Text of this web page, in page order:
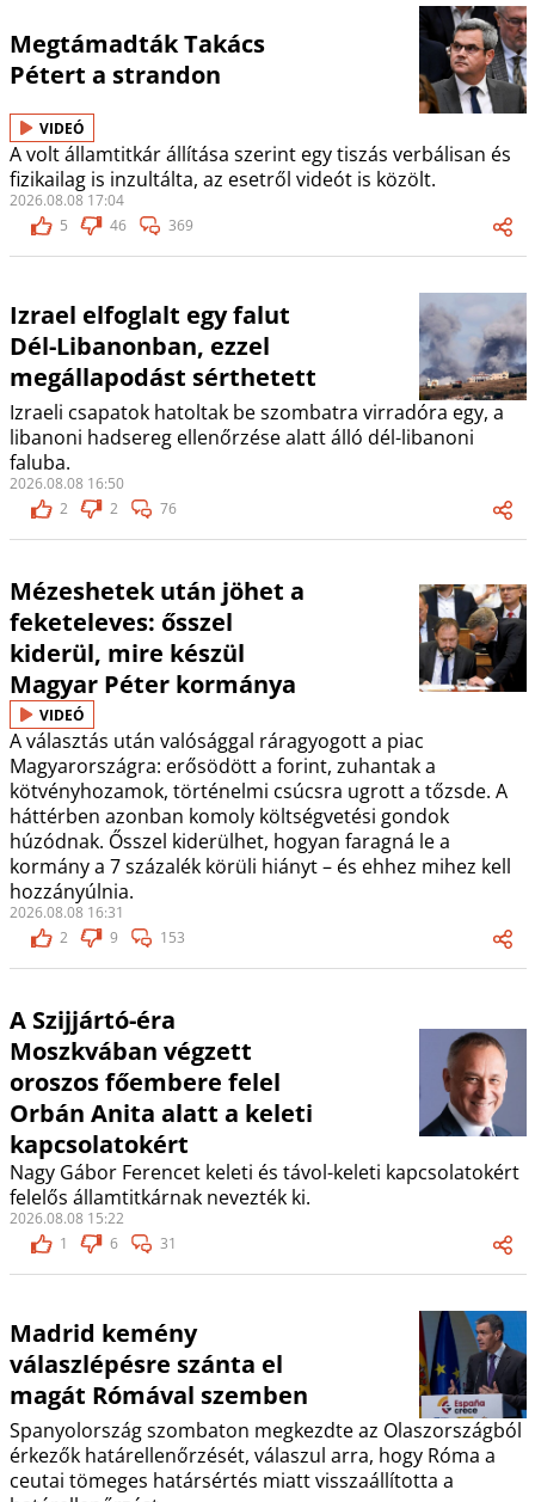
Megtámadták Takács
Pétert a strandon
VIDEÓ
A volt államtitkár állítása szerint egy tiszás verbálisan és
fizikailag is inzultálta, az esetről videót is közölt.
2026.08.08 17:04
5
46 369
Izrael elfoglalt egy falut
Dél-Libanonban, ezzel
megállapodást sérthetett
Izraeli csapatok hatoltak be szombatra virradóra egy, a
libanoni hadsereg ellenőrzése alatt álló dél-libanoni
faluba.
2026.08.08 16:50
2
2 76
Mézeshetek után jöhet a
feketeleves: ősszel
kiderül, mire készül
Magyar Péter kormánya
VIDEÓ
A választás után valósággal ráragyogott a piac
Magyarországra: erősödött a forint, zuhantak a
kötvényhozamok, történelmi csúcsra ugrott a tőzsde. A
háttérben azonban komoly költségvetési gondok
húzódnak. Ősszel kiderülhet, hogyan faragná le a
kormány a 7 százalék körüli hiányt – és ehhez mihez kell
hozzányúlnia.
2026.08.08 16:31
2
9 153
A Szijjártó-éra
Moszkvában végzett
oroszos főembere felel
Orbán Anita alatt a keleti
kapcsolatokért
Nagy Gábor Ferencet keleti és távol-keleti kapcsolatokért
felelős államtitkárnak nevezték ki.
2026.08.08 15:22
1
6 31
Madrid kemény
válaszlépésre szánta el
magát Rómával szemben
Spanyolország szombaton megkezdte az Olaszországból
érkezők határellenőrzését, válaszul arra, hogy Róma a
ceutai tömeges határsértés miatt visszaállította a